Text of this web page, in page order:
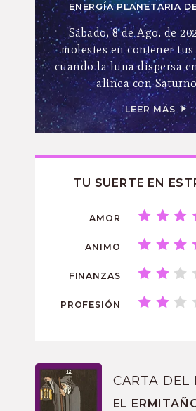
ENERGÍA PLANETARIA
Sábado, 8 de Ago. de
molestes en contener tus
cuando la luna dispersa
alinea con
LEER MÁS
TU SUERTE EN
AMOR
ANIMO
FINANZAS
PROFESIÓN
CARTA DEL
EL